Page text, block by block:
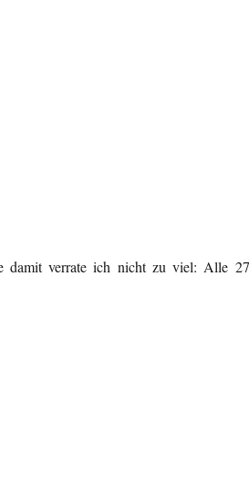
verrate ich nicht zu viel: Alle